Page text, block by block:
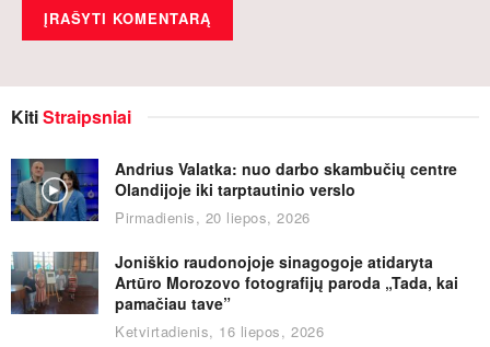
KitiStraipsniai
Andrius Valatka: nuo darbo skambučių centre
Olandijoje iki tarptautinio verslo
Pirmadienis, 20 liepos, 2026
Joniškio raudonojoje sinagogoje atidaryta
Artūro Morozovo fotografijų paroda „Tada, kai
pamačiau tave”
Ketvirtadienis, 16 liepos, 2026